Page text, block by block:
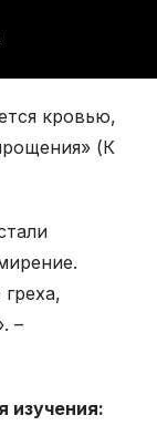
кровью,
(К
–
изучения: